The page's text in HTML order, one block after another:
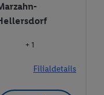
+ 1
Filialdetails